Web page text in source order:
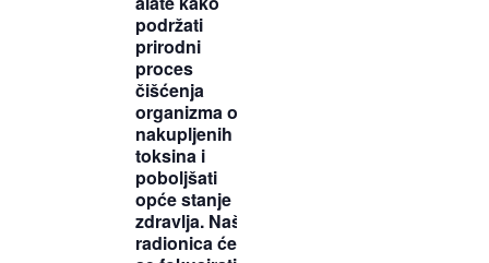
podržati
prirodni
proces
čišćenja
organizma od
nakupljenih
toksina i
poboljšati
opće stanje
zdravlja. Naša
radionica će